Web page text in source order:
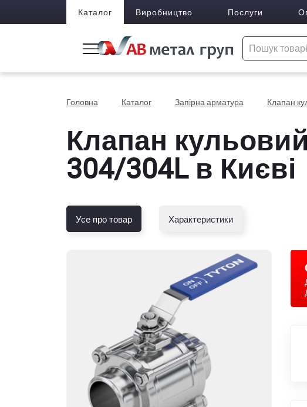
Каталог Виробництво Послуги
Головна Каталог Запірна арматура Клапан
Клапан кульовий
304/304L в Києві
Усе про товар Характеристики